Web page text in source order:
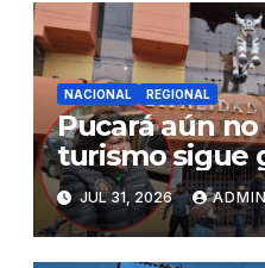
NACIONAL REGIONAL
Pucará aún
turismo sigue
alcaldesa
Gobierno
paralizadas
JUL 31, 2026 ADMIN